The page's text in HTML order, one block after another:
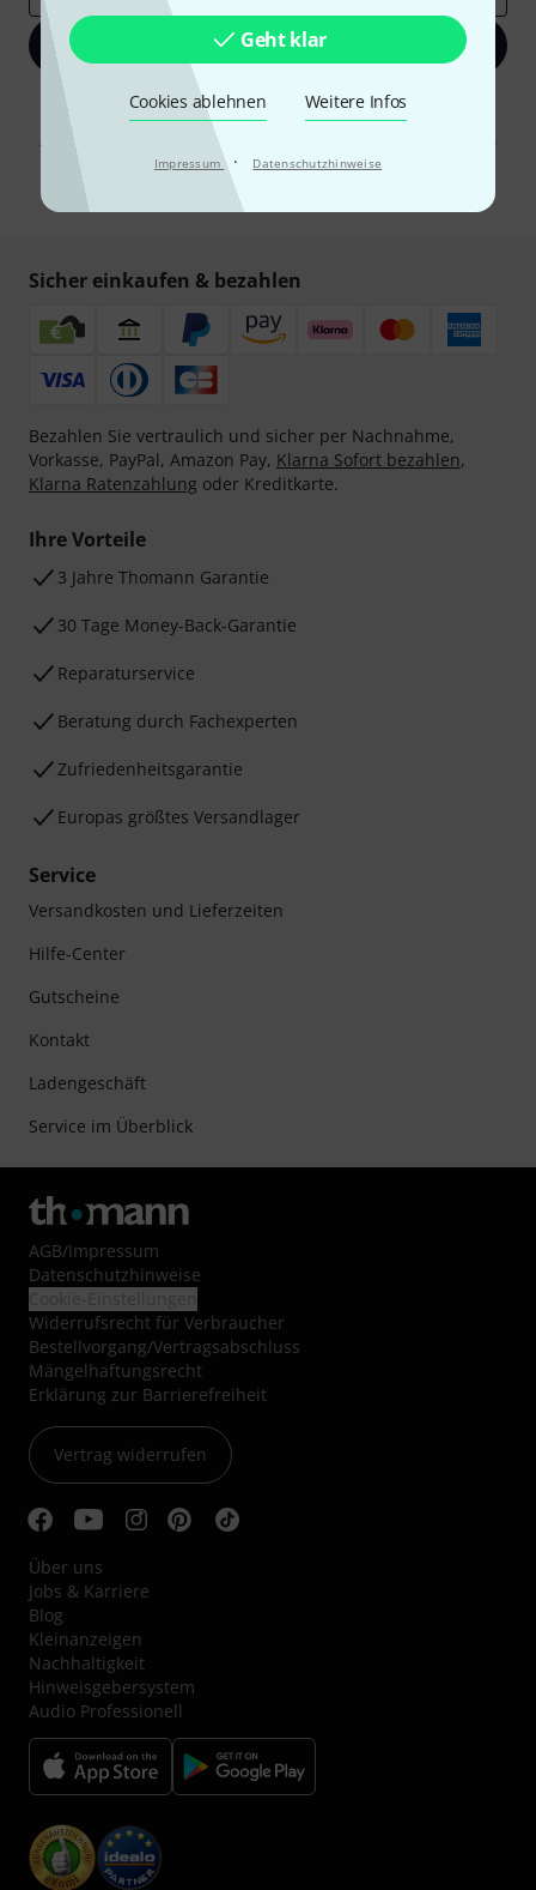
Geht klar
Cookies ablehnen Weitere Infos
Impressum · Datenschutzhinweise
Jetzt anmelden
Mit Klick auf „Jetzt anmelden“ stimmen Sie dem Erhalt von E-Mail-
Werbung und einer Messung des E-Mail-Nutzungsverhaltens zu. Die
Abmeldung ist jederzeit möglich. Weitere Informationen finden Sie in
unserenDatenschutzhinweisen.
* Pflichtfeld
Sicher einkaufen & bezahlen
Bezahlen Sie vertraulich und sicher per Nachnahme,
Vorkasse, PayPal, Amazon Pay, Klarna Sofort bezahlen,
Klarna Ratenzahlung oder Kreditkarte.
Ihre Vorteile
3 Jahre Thomann Garantie
30 Tage Money-Back-Garantie
Reparaturservice
Beratung durch Fachexperten
Zufriedenheitsgarantie
Europas größtes Versandlager
Service
Versandkosten und Lieferzeiten
Hilfe-Center
Gutscheine
Kontakt
Ladengeschäft
Service im Überblick
AGB/Impressum
Datenschutzhinweise
Widerrufsrecht für Verbraucher
Bestellvorgang/Vertragsabschluss
Mängelhaftungsrecht
Erklärung zur Barrierefreiheit
Vertrag widerrufen
Über uns
Jobs & Karriere
Blog
Kleinanzeigen
Nachhaltigkeit
Hinweisgebersystem
Audio Professionell